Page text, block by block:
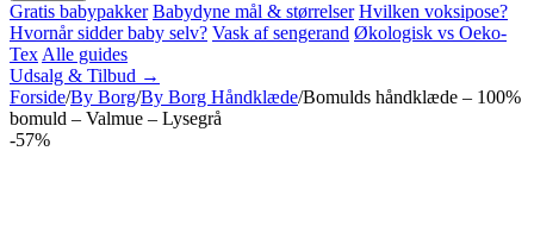
Gratis babypakker Babydyne mål & størrelser Hvilken voksipose?
Hvornår sidder baby selv? Vask af sengerand Økologisk vs Oeko-
Tex Alle guides
Udsalg & Tilbud →
Forside/By Borg/By Borg Håndklæde/Bomulds håndklæde – 100%
bomuld – Valmue – Lysegrå
-57%